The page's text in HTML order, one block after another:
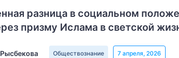
разница в социальном
призму Ислама в светской
Обществознание 7 апреля, 2026